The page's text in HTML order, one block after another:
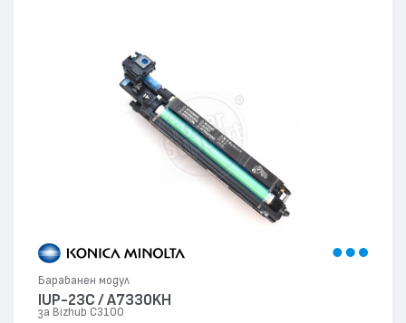
Барабанен модул
IUP-23C / A7330KH
за Bizhub C3100